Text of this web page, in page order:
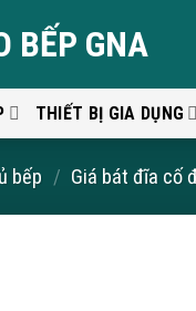
THIẾT BỊ GIA DỤNG
bếp / Giá bát đĩa cố